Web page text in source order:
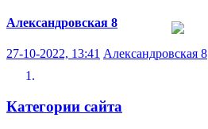
Александровская 8
27-10-2022, 13:41 Александровская 8
Категории сайта